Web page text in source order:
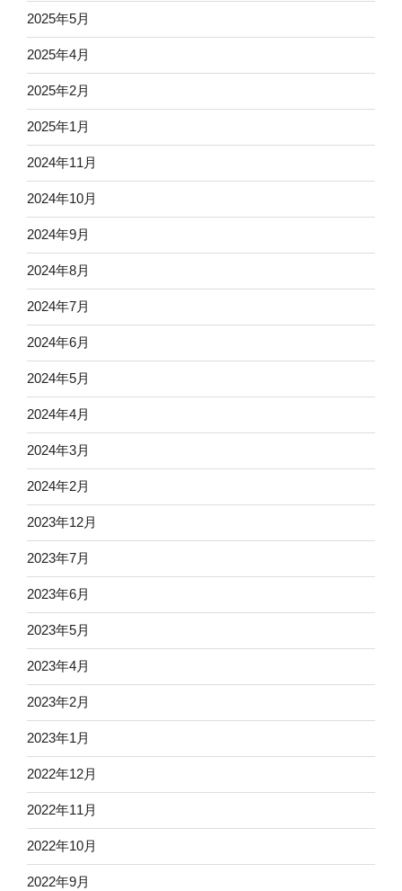
2025年5月
2025年4月
2025年2月
2025年1月
2024年11月
2024年10月
2024年9月
2024年8月
2024年7月
2024年6月
2024年5月
2024年4月
2024年3月
2024年2月
2023年12月
2023年7月
2023年6月
2023年5月
2023年4月
2023年2月
2023年1月
2022年12月
2022年11月
2022年10月
2022年9月